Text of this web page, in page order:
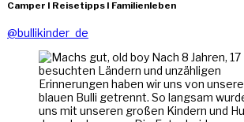
Camper I Reisetipps I Familienleben
@bullikinder_de